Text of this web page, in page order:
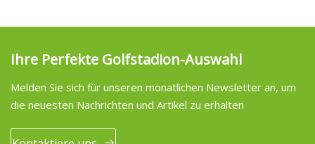
Ihre Perfekte Golfstadion-Auswahl
Melden Sie sich für unseren monatlichen Newsletter an, um
die neuesten Nachrichten und Artikel zu erhalten